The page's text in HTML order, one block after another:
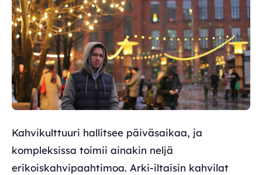
Kahvikulttuuri hallitsee päiväsaikaa, ja
kompleksissa toimii ainakin neljä
erikoiskahvipaahtimoa. Arki-iltaisin kahvilat